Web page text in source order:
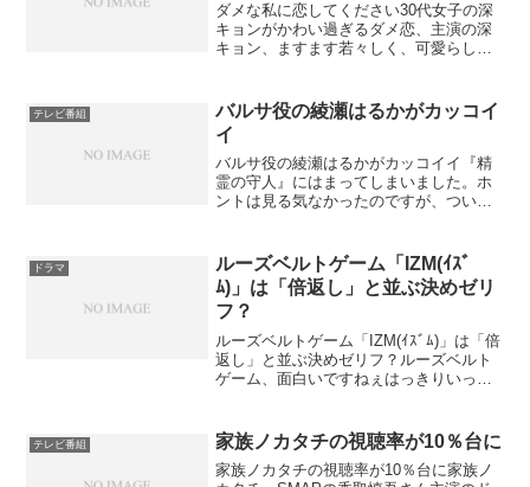
ダメな私に恋してください30代女子の深
キョンがかわい過ぎるダメ恋、主演の深
キョン、ますます若々しく、可愛らしく
がむしろ可愛い気がします。ぶりっ子と
いう人もいますが...
テレビ番組
バルサ役の綾瀬はるかがカッコイ
イ
バルサ役の綾瀬はるかがカッコイイ『精
霊の守人』にはまってしまいました。ホ
ントは見る気なかったのですが、ついつ
て、のめりこんで見てしまいました。
NHK放送周年の記念ドラマだ...
ドラマ
ルーズベルトゲーム「IZM(ｲｽﾞ
ﾑ)」は「倍返し」と並ぶ決めゼリ
フ？
ルーズベルトゲーム「IZM(ｲｽﾞﾑ)」は「倍
返し」と並ぶ決めゼリフ？ルーズベルト
ゲーム、面白いですねぇはっきりいっ
ると手に汗握っちゃう自分がいます。
「それが俺のイズム...
テレビ番組 家族ノカタチの視聴率が10％台に
家族ノカタチの視聴率が10％台に家族ノ